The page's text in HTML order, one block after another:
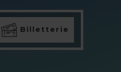
Billetterie